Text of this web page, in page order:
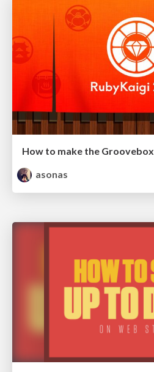
How to make the Groovebox
asonas